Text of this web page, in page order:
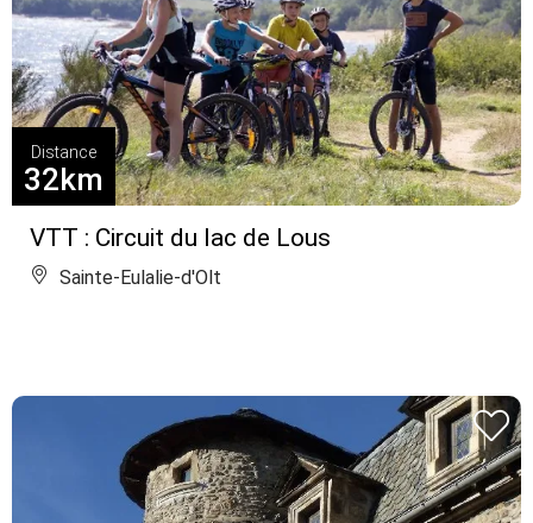
VTT : Circuit du lac de Lous
Distance
32km
Sainte-Eulalie-d'Olt